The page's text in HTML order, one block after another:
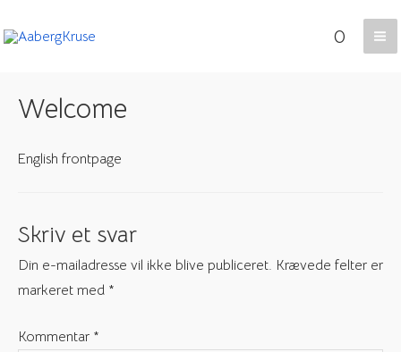
til
0
Welcome
English frontpage
Skriv et svar
Din e-mailadresse vil ikke blive publiceret. Krævede felter er
markeret med *
Kommentar *